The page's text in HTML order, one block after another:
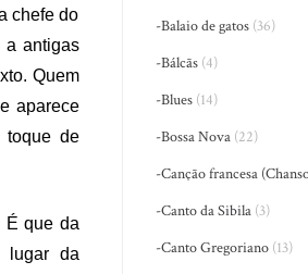
chefe do
a antigas
Quem
aparece
toque de
É que da
lugar da
-Balaio de gatos (36)
-Bálcãs (4)
-Blues (14)
-Bossa Nova (22)
-Canção francesa
-Canto da Sibila (3)
-Canto Gregoriano (13)